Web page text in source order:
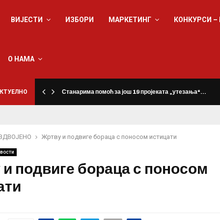
ВИЈЕСТИ ИЗБОРИ МАРКЕТИНГ КОНКУРСИ
О НАМА
Станарима помоћ за још 19 пројеката „утезања“…
Жртву и подвиге бораца с поносом истицати
подвиге бораца с поносом